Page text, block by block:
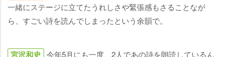
一緒にステージに立てたうれしさや緊張感もさることなが
ら、すごい詩を読んでしまったという余韻で。
宮沢和史 今年5月にも一度、2人であの詩を朗読しているん